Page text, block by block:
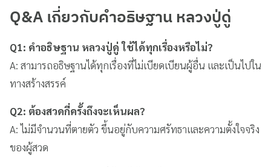
Q&A เกี่ยวกับคำอธิษฐาน หลวงปู่ดู่
Q1: คำอธิษฐาน หลวงปู่ดู่ ใช้ได้ทุกเรื่องหรือไม่?
A: สามารถอธิษฐานได้ทุกเรื่องที่ไม่เบียดเบียนผู้อื่น และเป็นไปใน
ทางสร้างสรรค์
Q2: ต้องสวดกี่ครั้งถึงจะเห็นผล?
A: ไม่มีจำนวนที่ตายตัว ขึ้นอยู่กับความศรัทธาและความตั้งใจจริง
ของผู้สวด